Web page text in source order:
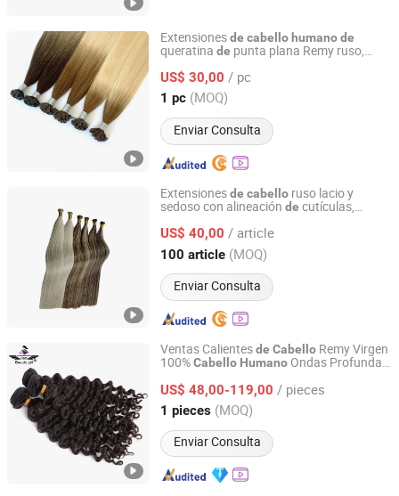
Extensionesde cabello humanode
queratina de punta plana Remy ruso,
cabellolacio depunta plana
US$ 30,00 / pc
1 pc (MOQ)
Enviar Consulta
Qingdao Everbeauting Crafts Co., Ltd
Shandong, China Desde 2023
Extensionesde cabello ruso lacio y
sedoso con alineación de cutículas,
para mujeres
US$ 40,00 / article
100 article (MOQ)
Enviar Consulta
Heze Youcai Hair Products Co., Ltd.
Shandong, China Desde 2025
Ventas Calientesde Cabello Remy Virgen
100%Cabello Humano Ondas Profundas
US$ 48,00-119,00 / pieces
1 pieces (MOQ)
Enviar Consulta
Guangzhou Golden Hair Co., Ltd
Guangdong, China Desde 2025